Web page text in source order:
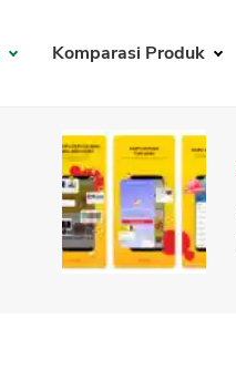
Komparasi Produk